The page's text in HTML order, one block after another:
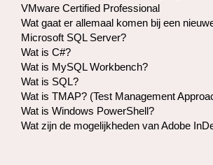
VMware Certified Professional
Wat gaat er allemaal komen bij een
Microsoft SQL Server?
Wat is C#?
Wat is MySQL Workbench?
Wat is SQL?
Wat is TMAP? (Test Management
Wat is Windows PowerShell?
Wat zijn de mogelijkheden van Adobe